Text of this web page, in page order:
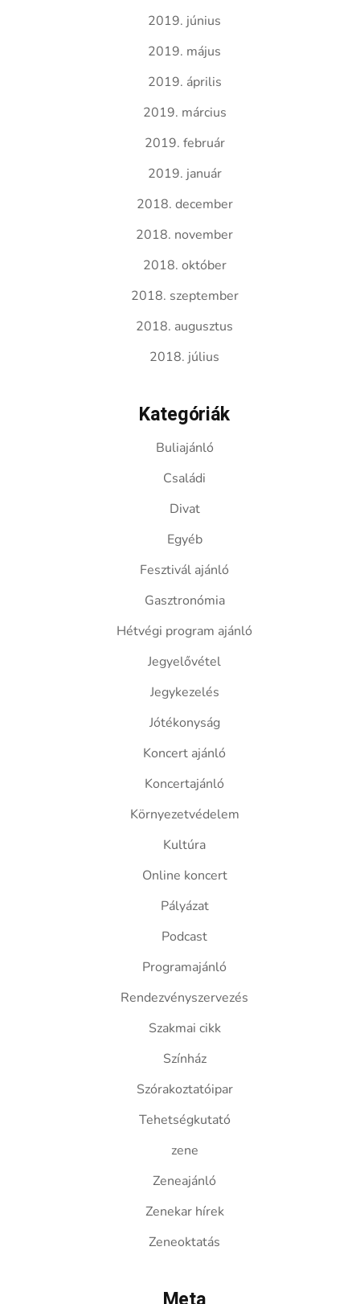
2019. június
2019. május
2019. április
2019. március
2019. február
2019. január
2018. december
2018. november
2018. október
2018. szeptember
2018. augusztus
2018. július
Kategóriák
Buliajánló
Családi
Divat
Egyéb
Fesztivál ajánló
Gasztronómia
Hétvégi program ajánló
Jegyelővétel
Jegykezelés
Jótékonyság
Koncert ajánló
Koncertajánló
Környezetvédelem
Kultúra
Online koncert
Pályázat
Podcast
Programajánló
Rendezvényszervezés
Szakmai cikk
Színház
Szórakoztatóipar
Tehetségkutató
zene
Zeneajánló
Zenekar hírek
Zeneoktatás